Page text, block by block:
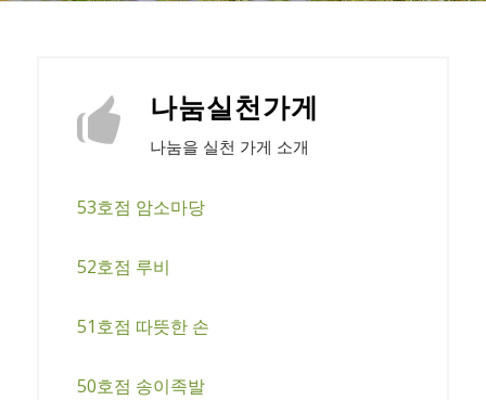
나눔실천가게
나눔을 실천 가게 소개
53호점 암소마당
52호점 루비
51호점 따뜻한 손
50호점 송이족발